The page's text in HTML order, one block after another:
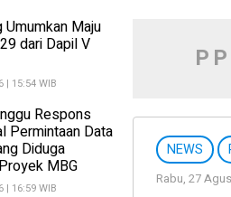
Umumkan Maju
dari Dapil V
| 15:54 WIB
Respons
Permintaan Data
Diduga
MBG
| 16:59 WIB
NEWS
Rabu, 27